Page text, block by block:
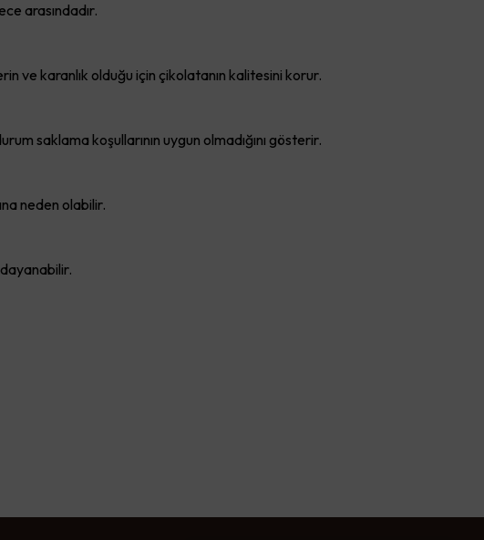
arasındadır.
ve karanlık olduğu için çikolatanın kalitesini korur.
saklama koşullarının uygun olmadığını gösterir.
neden olabilir.